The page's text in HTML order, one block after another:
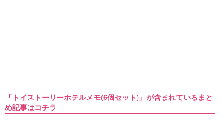
「トイストーリーホテルメモ(6個セット)」が含まれているまと
め記事はコチラ